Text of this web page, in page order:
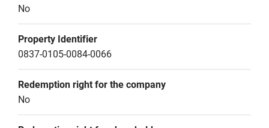
No
Property Identifier
0837-0105-0084-0066
Redemption right for the company
No